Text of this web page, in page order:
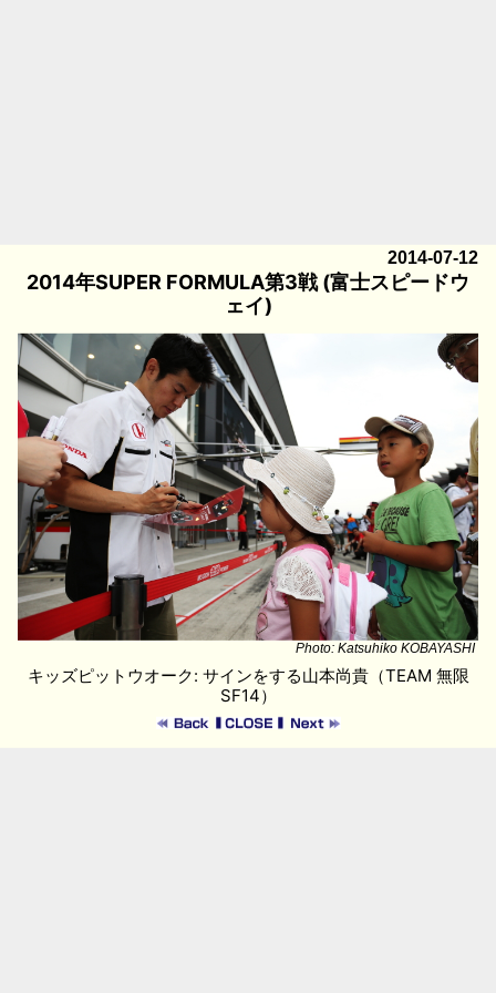
2014-07-12
2014年SUPER FORMULA第3戦 (富士スピードウ
ェイ)
Photo: Katsuhiko KOBAYASHI
キッズピットウオーク: サインをする山本尚貴（TEAM 無限
SF14）